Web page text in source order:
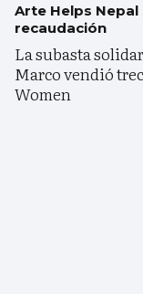
Arte Helps
recaudación
La subasta
Marco vendió
Women